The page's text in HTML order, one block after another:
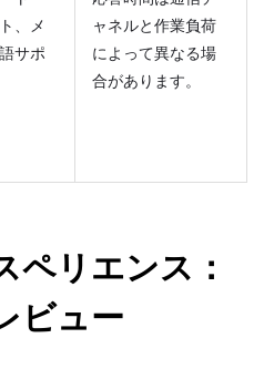
、メ
サポ
ャネルと作業負荷
によって異なる場
合があります。
ペリエンス：
ビュー